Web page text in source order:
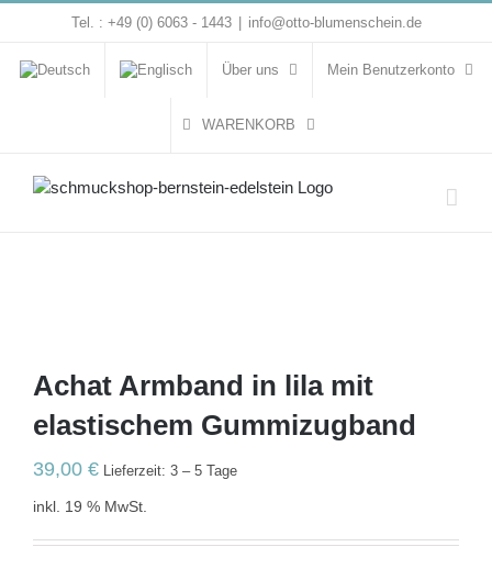
springen
Tel. : +49 (0) 6063 - 1443 info@otto-blumenschein.de
Über uns Mein Benutzerkonto
WARENKORB
Achat Armband in lila mit
elastischem Gummizugband
39,00 € Lieferzeit: 3 – 5 Tage
inkl. 19 % MwSt.